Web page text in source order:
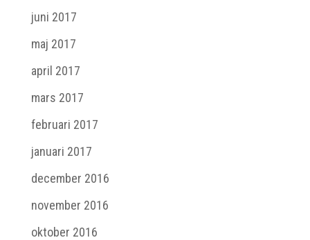
juni 2017
maj 2017
april 2017
mars 2017
februari 2017
januari 2017
december 2016
november 2016
oktober 2016